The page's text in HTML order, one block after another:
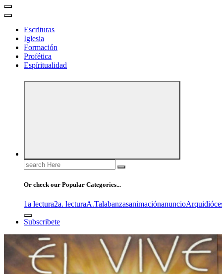
Escrituras
Iglesia
Formación
Profética
Espíritualidad
Search
for:
Or check our Popular Categories...
1a lectura2a. lecturaA.Talabanzasanimaciónanuncio
Subscribete